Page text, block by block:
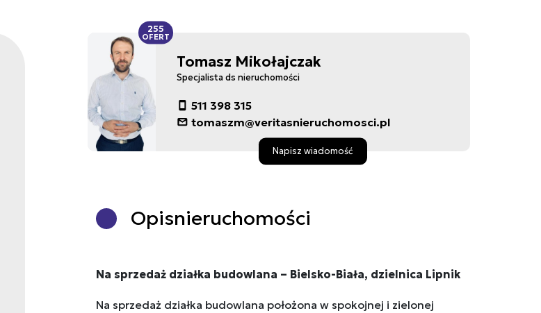
Tomasz Mikołajczak
Specjalista ds nieruchomości
511 398 315
tomaszm@veritasnieruchomosci.pl
Napisz wiadomość
255
OFERT
Opisnieruchomości
Na sprzedaż działka budowlana – Bielsko-Biała, dzielnica Lipnik
Na sprzedaż działka budowlana położona w spokojnej i zielonej